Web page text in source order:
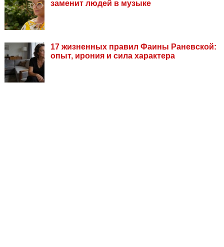
заменит людей в музыке
17 жизненных правил Фаины Раневской:
опыт, ирония и сила характера